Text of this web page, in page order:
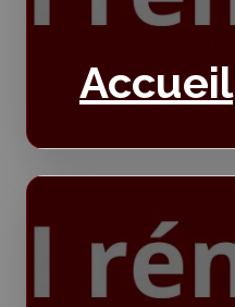
Accueil